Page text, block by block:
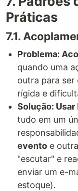
Práticas
7.1.
Problema:
quando uma
outra para ser
rígida e
Solução:
tudo em um
evento e
"escutar" e
enviar um e-
estoque).